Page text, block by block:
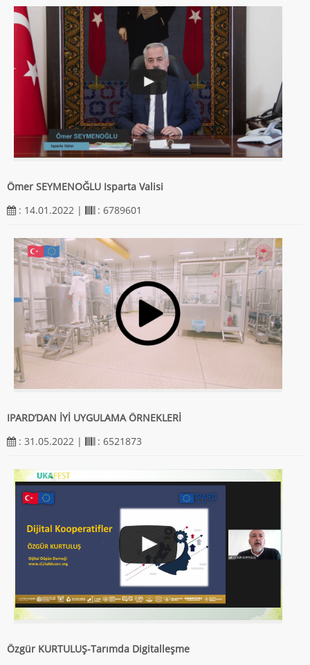
Ömer SEYMENOĞLU Isparta Valisi
: 14.01.2022 |
: 6789601
IPARD’DAN İYİ UYGULAMA ÖRNEKLERİ
: 31.05.2022 |
: 6521873
Özgür KURTULUŞ-Tarımda Digitalleşme